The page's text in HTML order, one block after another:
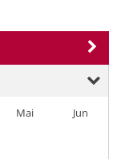
Mai Jun